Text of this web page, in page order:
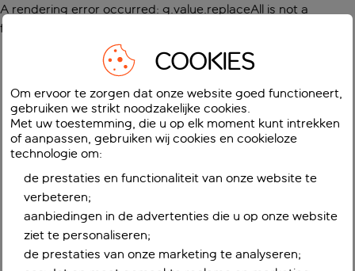
A rendering error occurred: g.value.replaceAll is not a
function
COOKIES
Om ervoor te zorgen dat onze website goed functioneert,
gebruiken we strikt noodzakelijke cookies.
Met uw toestemming, die u op elk moment kunt intrekken
of aanpassen, gebruiken wij cookies en cookieloze
technologie om:
de prestaties en functionaliteit van onze website te
verbeteren;
aanbiedingen in de advertenties die u op onze website
ziet te personaliseren;
de prestaties van onze marketing te analyseren;